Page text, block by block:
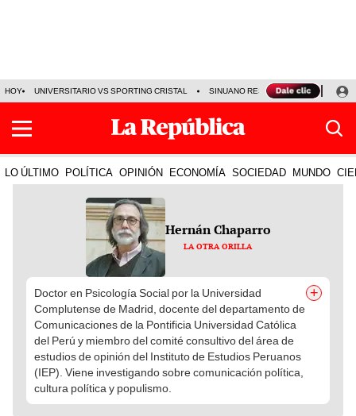
HOY UNIVERSITARIO VS SPORTING CRISTAL SINUANO RESULTADOS HOY
LO ÚLTIMO POLÍTICA OPINIÓN ECONOMÍA SOCIEDAD MUNDO
Hernán Chaparro
LA OTRA ORILLA
Doctor en Psicología Social por la Universidad
Complutense de Madrid, docente del departamento de
Comunicaciones de la Pontificia Universidad Católica
del Perú y miembro del comité consultivo del área de
estudios de opinión del Instituto de Estudios Peruanos
(IEP). Viene investigando sobre comunicación política,
cultura política y populismo.
+